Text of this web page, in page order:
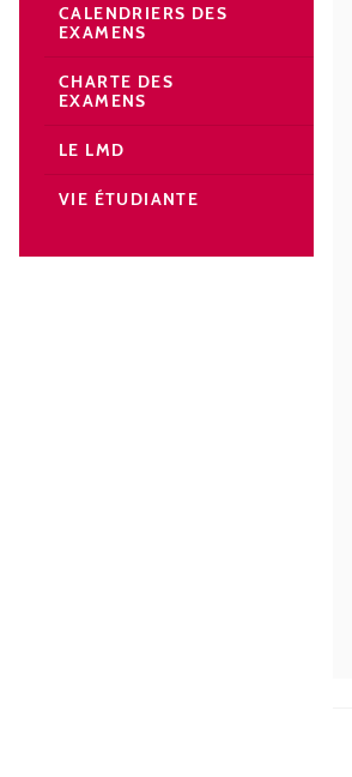
CALENDRIERS DES
EXAMENS
CHARTE DES
EXAMENS
LE LMD
VIE ÉTUDIANTE